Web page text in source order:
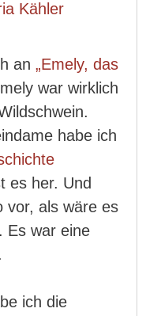
an „Emely, das
war wirklich
habe ich
es her. Und
vor, als wäre es
Es war eine
ich die